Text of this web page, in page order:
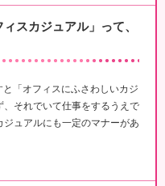
スカジュアル」って、
「オフィスにふさわしいカジ
それでいて仕事をするうえで
ュアルにも一定のマナーがあ